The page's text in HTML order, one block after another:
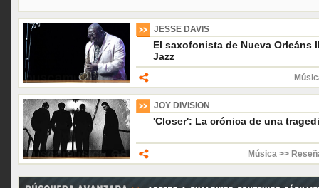
JESSE DAVIS
El saxofonista de Nueva Orleáns
Jazz
JOY DIVISION
'Closer': La crónica de una
Música >>